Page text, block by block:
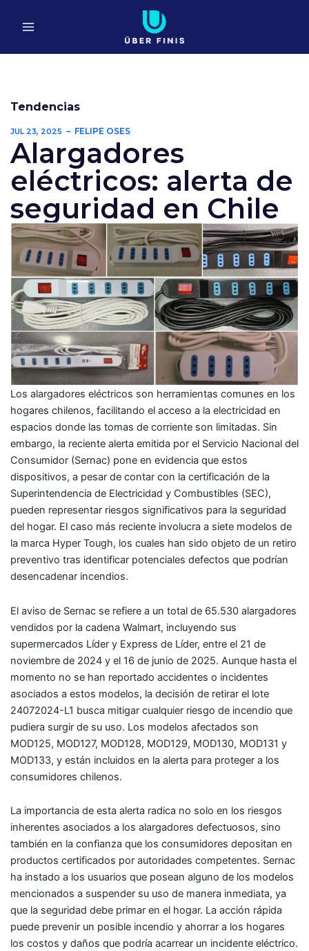
Tendencias
JUL 23, 2025 FELIPE OSES
Alargadores
eléctricos: alerta de
seguridad en Chile
Los alargadores eléctricos son herramientas comunes en los
hogares chilenos, facilitando el acceso a la electricidad en
espacios donde las tomas de corriente son limitadas. Sin
embargo, la reciente alerta emitida por el Servicio Nacional del
Consumidor (Sernac) pone en evidencia que estos
dispositivos, a pesar de contar con la certificación de la
Superintendencia de Electricidad y Combustibles (SEC),
pueden representar riesgos significativos para la seguridad
del hogar. El caso más reciente involucra a siete modelos de
la marca Hyper Tough, los cuales han sido objeto de un retiro
preventivo tras identificar potenciales defectos que podrían
desencadenar incendios.
El aviso de Sernac se refiere a un total de 65.530 alargadores
vendidos por la cadena Walmart, incluyendo sus
supermercados Líder y Express de Líder, entre el 21 de
noviembre de 2024 y el 16 de junio de 2025. Aunque hasta el
momento no se han reportado accidentes o incidentes
asociados a estos modelos, la decisión de retirar el lote
24072024-L1 busca mitigar cualquier riesgo de incendio que
pudiera surgir de su uso. Los modelos afectados son
MOD125, MOD127, MOD128, MOD129, MOD130, MOD131 y
MOD133, y están incluidos en la alerta para proteger a los
consumidores chilenos.
La importancia de esta alerta radica no solo en los riesgos
inherentes asociados a los alargadores defectuosos, sino
también en la confianza que los consumidores depositan en
productos certificados por autoridades competentes. Sernac
ha instado a los usuarios que posean alguno de los modelos
mencionados a suspender su uso de manera inmediata, ya
que la seguridad debe primar en el hogar. La acción rápida
puede prevenir un posible incendio y ahorrar a los hogares
los costos y daños que podría acarrear un incidente eléctrico.